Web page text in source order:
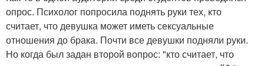
опрос. Психолог попросила поднять руки тех, кто
считает, что девушка может иметь сексуальные
отношения до брака. Почти все девушки подняли руки.
Но когда был задан второй вопрос: "кто считает, что